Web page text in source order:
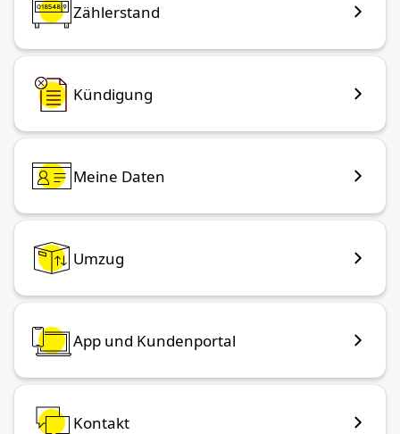
Zählerstand
Kündigung
Meine Daten
Umzug
App und Kundenportal
Kontakt